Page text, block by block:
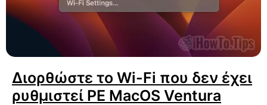
Διορθώστε το Wi-Fi που δεν έχει
ρυθμιστεί PE MacOS Ventura